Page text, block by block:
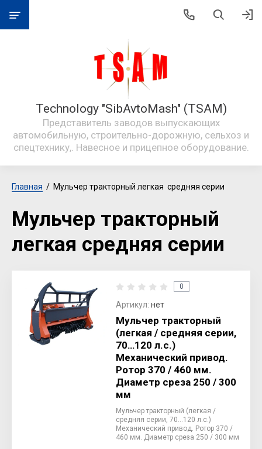
Technology "SibAvtoMash" (TSAM)
Представитель заводов выпускающих
автомобильную, строительно-дорожную, сельхоз и
спецтехнику,. Навесное и прицепное оборудование.
Главная
  /  Мульчер тракторный легкая  средняя серии
Мульчер тракторный
легкая средняя серии
0
Артикул: нет
Мульчер тракторный
(легкая / средняя серии,
70…120 л.с.)
Механический привод.
Ротор 370 / 460 мм.
Диаметр среза 250 / 300
мм
Мульчер тракторный (легкая /
средняя серии, 70…120 л.с.)
Механический привод. Ротор 370 /
460 мм. Диаметр среза 250 / 300 мм